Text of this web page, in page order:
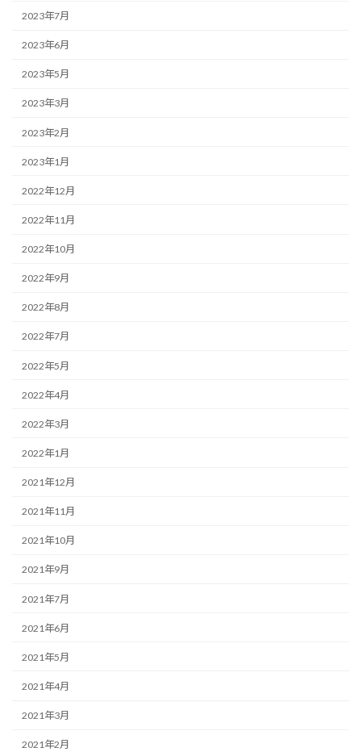
2023年7月
2023年6月
2023年5月
2023年3月
2023年2月
2023年1月
2022年12月
2022年11月
2022年10月
2022年9月
2022年8月
2022年7月
2022年5月
2022年4月
2022年3月
2022年1月
2021年12月
2021年11月
2021年10月
2021年9月
2021年7月
2021年6月
2021年5月
2021年4月
2021年3月
2021年2月